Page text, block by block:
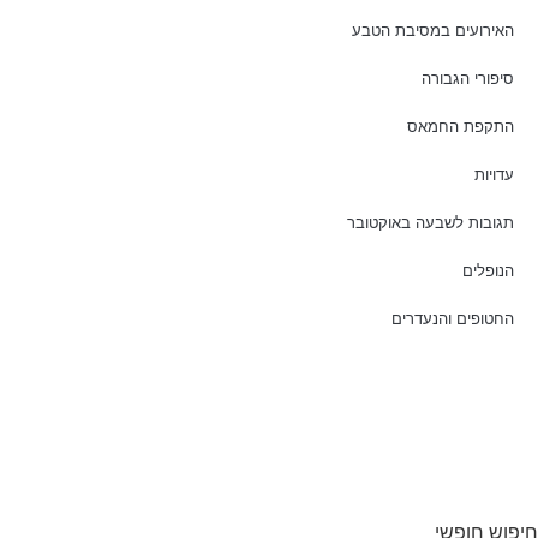
האירועים במסיבת הטבע
סיפורי הגבורה
התקפת החמאס
עדויות
תגובות לשבעה באוקטובר
הנופלים
החטופים והנעדרים
חיפוש חופשי